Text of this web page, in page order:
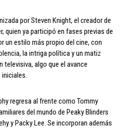
por Steven Knight, el creador de
quien ya participó en fases previas de
un estilo más propio del cine, con
la intriga política y un matiz
televisiva, algo que el avance
regresa al frente como Tommy
del mundo de Peaky Blinders
y Packy Lee. Se incorporan además